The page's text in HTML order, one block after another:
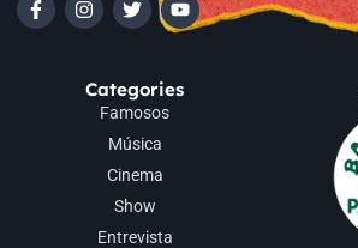
Categories
Famosos
Música
Cinema
Show
Entrevista